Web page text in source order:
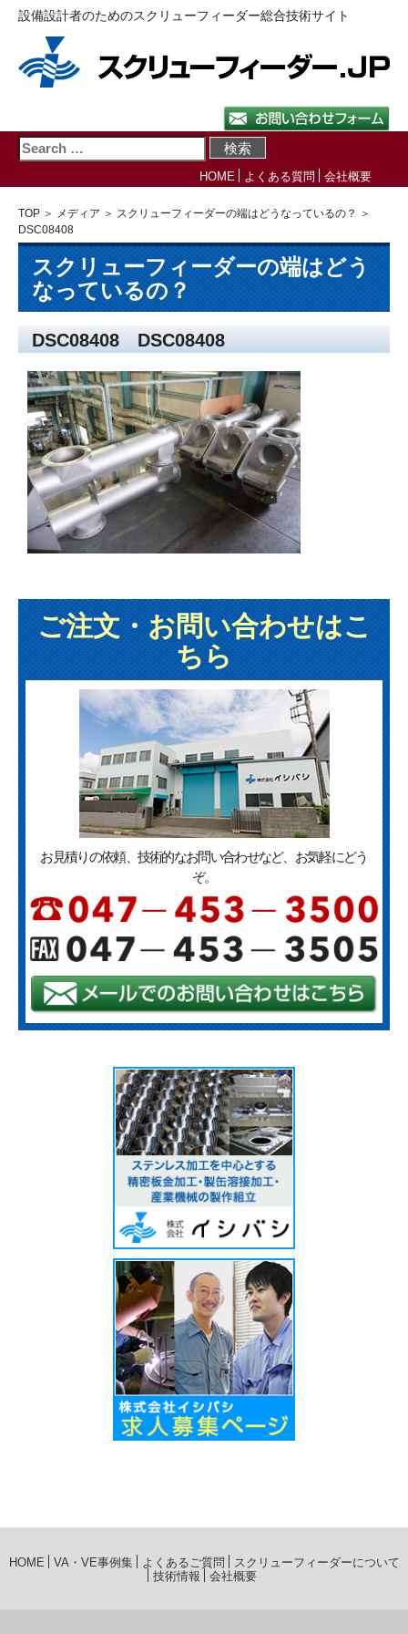
設備設計者のためのスクリューフィーダー総合技術サイト
HOME よくある質問 会社概要
TOP ＞ メディア ＞ スクリューフィーダーの端はどうなっているの？
＞
DSC08408
スクリューフィーダーの端はどう
なっているの？
DSC08408 DSC08408
ご注文・お問い合わせはこ
ちら
お見積りの依頼、技術的なお問い合わせなど、お気軽にどう
ぞ。
HOME VA・VE事例集 よくあるご質問
スクリューフィーダーについて
技術情報
会社概要